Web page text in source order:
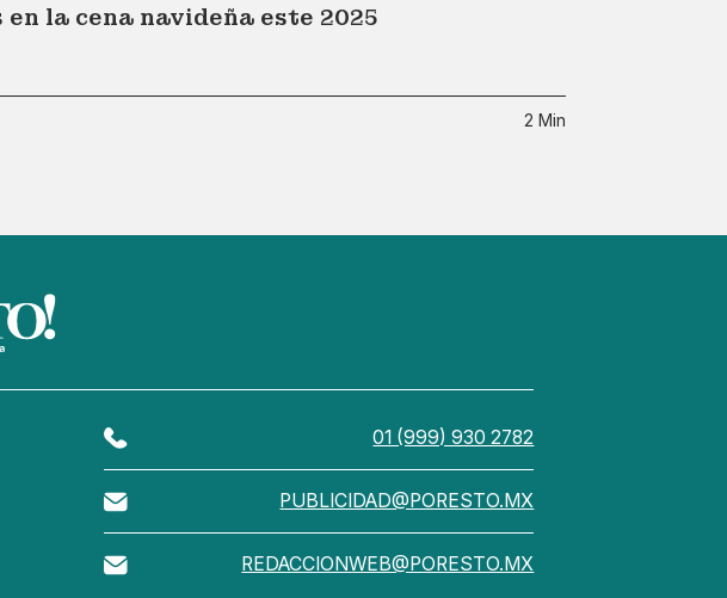
la cena navideña este 2025
2 Min
01 (999) 930 2782
PUBLICIDAD@PORESTO.MX
REDACCIONWEB@PORESTO.MX